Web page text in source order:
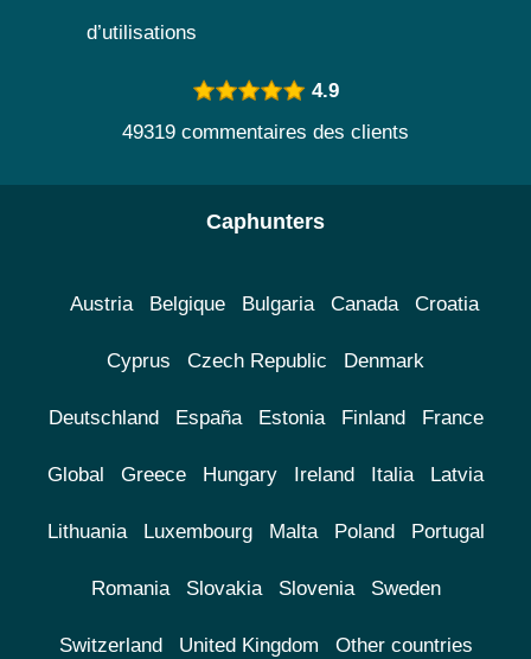
d’utilisations
4.9
49319 commentaires des clients
Caphunters
Austria Belgique Bulgaria Canada Croatia
Cyprus Czech Republic Denmark
Deutschland España Estonia Finland France
Global Greece Hungary Ireland Italia Latvia
Lithuania Luxembourg Malta Poland Portugal
Romania Slovakia Slovenia Sweden
Switzerland United Kingdom Other countries